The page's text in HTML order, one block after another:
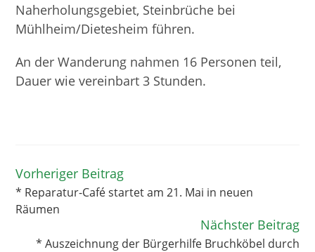
Naherholungsgebiet, Steinbrüche bei
Mühlheim/Dietesheim führen.
An der Wanderung nahmen 16 Personen teil,
Dauer wie vereinbart 3 Stunden.
Weitere
Artikel
ansehen
Vorheriger Beitrag
* Reparatur-Café startet am 21. Mai in neuen
Räumen
Nächster Beitrag
* Auszeichnung der Bürgerhilfe Bruchköbel durch